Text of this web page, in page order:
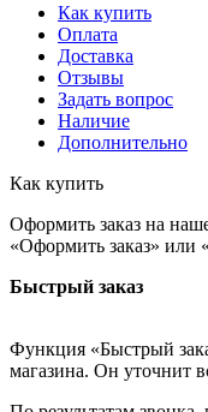
Как купить
Оплата
Доставка
Отзывы
Задать вопрос
Наличие
Дополнительно
Как купить
Оформить заказ на
«Оформить заказ» или
Быстрый заказ
Функция «Быстрый
магазина. Он уточнит